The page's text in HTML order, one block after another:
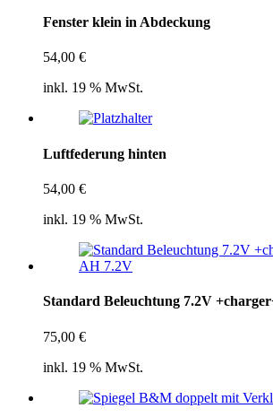
Fenster klein in Abdeckung
54,00 €
inkl. 19 % MwSt.
Luftfederung hinten
54,00 €
inkl. 19 % MwSt.
Standard Beleuchtung 7.2V
75,00 €
inkl. 19 % MwSt.